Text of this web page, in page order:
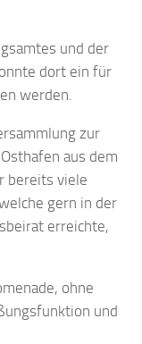
und der
dort ein für
werden.
zur
aus dem
bereits viele
gern in der
erreichte,
ohne
und